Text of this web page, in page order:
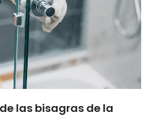
las bisagras de la